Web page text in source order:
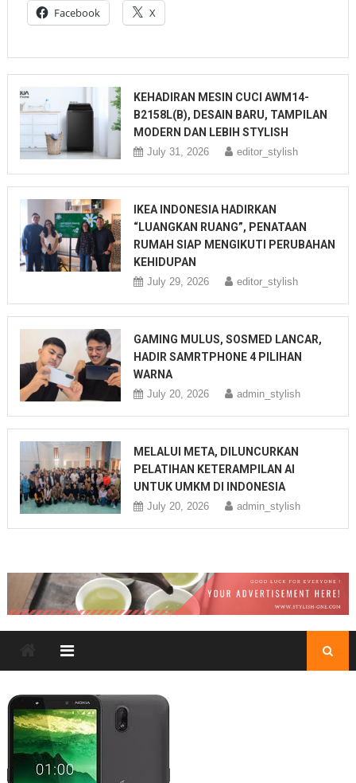
Facebook X
KEHADIRAN MESIN CUCI AWM14-
B2158L(B), DESAIN BARU, TAMPILAN
MODERN DAN LEBIH STYLISH
July 31, 2026 editor_stylish
IKEA INDONESIA HADIRKAN
“LUANGKAN RUANG”, PENATAAN
RUMAH SIAP MENGIKUTI PERUBAHAN
KEHIDUPAN
July 29, 2026 editor_stylish
GAMING MULUS, SOSMED LANCAR,
HADIR SAMRTPHONE 4 PILIHAN
WARNA
July 20, 2026 admin_stylish
MELALUI META, DILUNCURKAN
PELATIHAN KETERAMPILAN AI
UNTUK UMKM DI INDONESIA
July 20, 2026 admin_stylish